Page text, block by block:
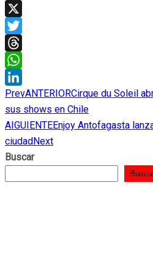
Facebook
X
Twitter
Threads
WhatsApp
LinkedIn
PrevANTERIORCirque du Soleil
sus shows en Chile
AIGUIENTEEnjoy Antofagasta
ciudad Next
Buscar